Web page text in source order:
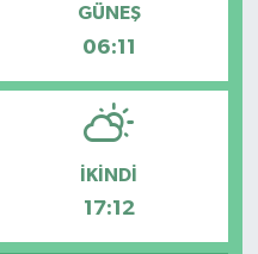
GÜNEŞ
06:11
İKINDI
17:12